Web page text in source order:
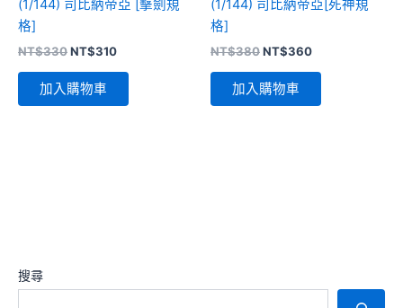
搜尋
(1/144) 司比納帝亞 [擊劍規
格]
NT$330原
價
格：
NT$310目
加入購物車
(1/144) 司比納帝亞[死神規
格]
NT$380原
價
格：
NT$360目
加入購物車